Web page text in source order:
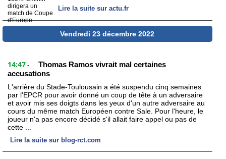
Lire la suite sur actu.fr
Vendredi 23 décembre 2022
14:47 -
Thomas Ramos vivrait mal certaines
accusations
L'arrière du Stade-Toulousain a été suspendu cinq semaines
par l'EPCR pour avoir donné un coup de tête à un adversaire
et avoir mis ses doigts dans les yeux d'un autre adversaire au
cours du même match Européen contre Sale. Pour l'heure, le
joueur n'a pas encore décidé s'il allait faire appel ou pas de
cette ...
Lire la suite sur blog-rct.com